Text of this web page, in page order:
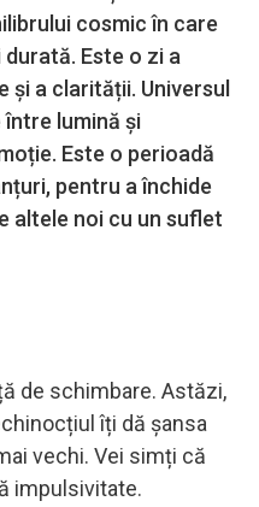
cosmic în care
Este o zi a
și a clarității. Universul
între lumină și
Este o perioadă
pentru a închide
altele noi cu un suflet
de schimbare. Astăzi,
îți dă șansa
vechi. Vei simți că
impulsivitate.